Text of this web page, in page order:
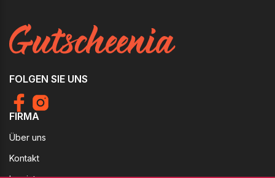
FOLGEN SIE UNS
FIRMA
Über uns
Kontakt